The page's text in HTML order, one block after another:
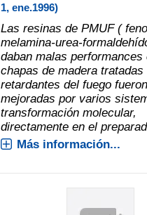
1, ene.1996)
Las resinas de PMUF (
melamina-urea-
daban malas performances
chapas de madera
retardantes del fuego fueron
mejoradas por varios
transformación molecular,
directamente en el
Más información...